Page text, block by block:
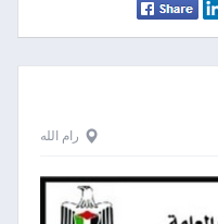
رام الله